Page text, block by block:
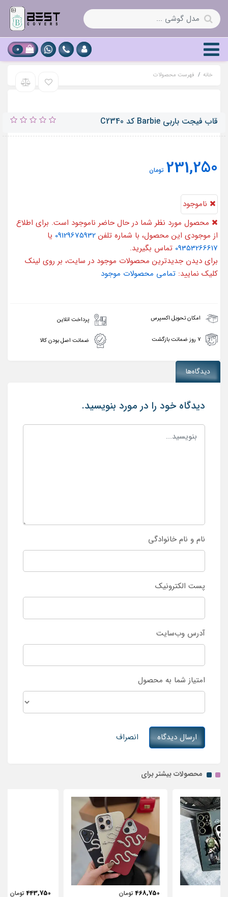
0
خانه فهرست محصولات
قاب فیجت باربی Barbie کد C2340
231,250 تومان
ناموجود
محصول مورد نظر شما در حال حاضر ناموجود است. برای اطلاع
از موجودی این محصول، با شماره تلفن 09129675932 یا
09353266617 تماس بگیرید.
برای دیدن جدیدترین محصولات موجود در سایت، بر روی لینک
کلیک نمایید: تمامی محصولات موجود
امکان تحویل اکسپرس پرداخت انلاین
۷ روز ضمانت بازگشت ضمانت اصل بودن کالا
دیدگاه‌ها
دیدگاه خود را در مورد بنویسید.
نام و نام خانوادگی
پست الکترونیک
آدرس وب‌سایت
امتیاز شما به محصول
ارسال دیدگاه انصراف
محصولات بیشتر برای